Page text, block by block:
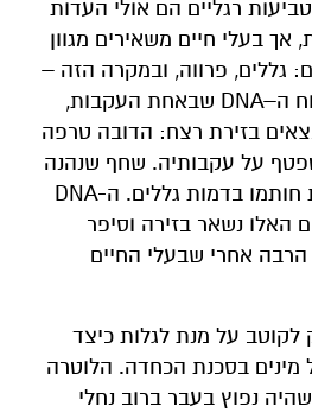
רגליים הם אולי העדות
אך בעלי חיים משאירים מגוון
גללים, פרווה, ובמקרה הזה –
גם דם. באמצעות ניתוח ה–DNA שבאחת העקבות,
בזירת רצח: הדובה טרפה
על עקבותיה. שחף שנהנה
מהשאריות השאיר את חותמו בדמות גללים. ה-DNA
האלו נשאר בזירה וסיפר
אחרי שבעלי החיים
לקוטב על מנת לגלות כיצד
מינים בסכנת הכחדה. הלוטרה
נפוץ בעבר ברוב נחלי